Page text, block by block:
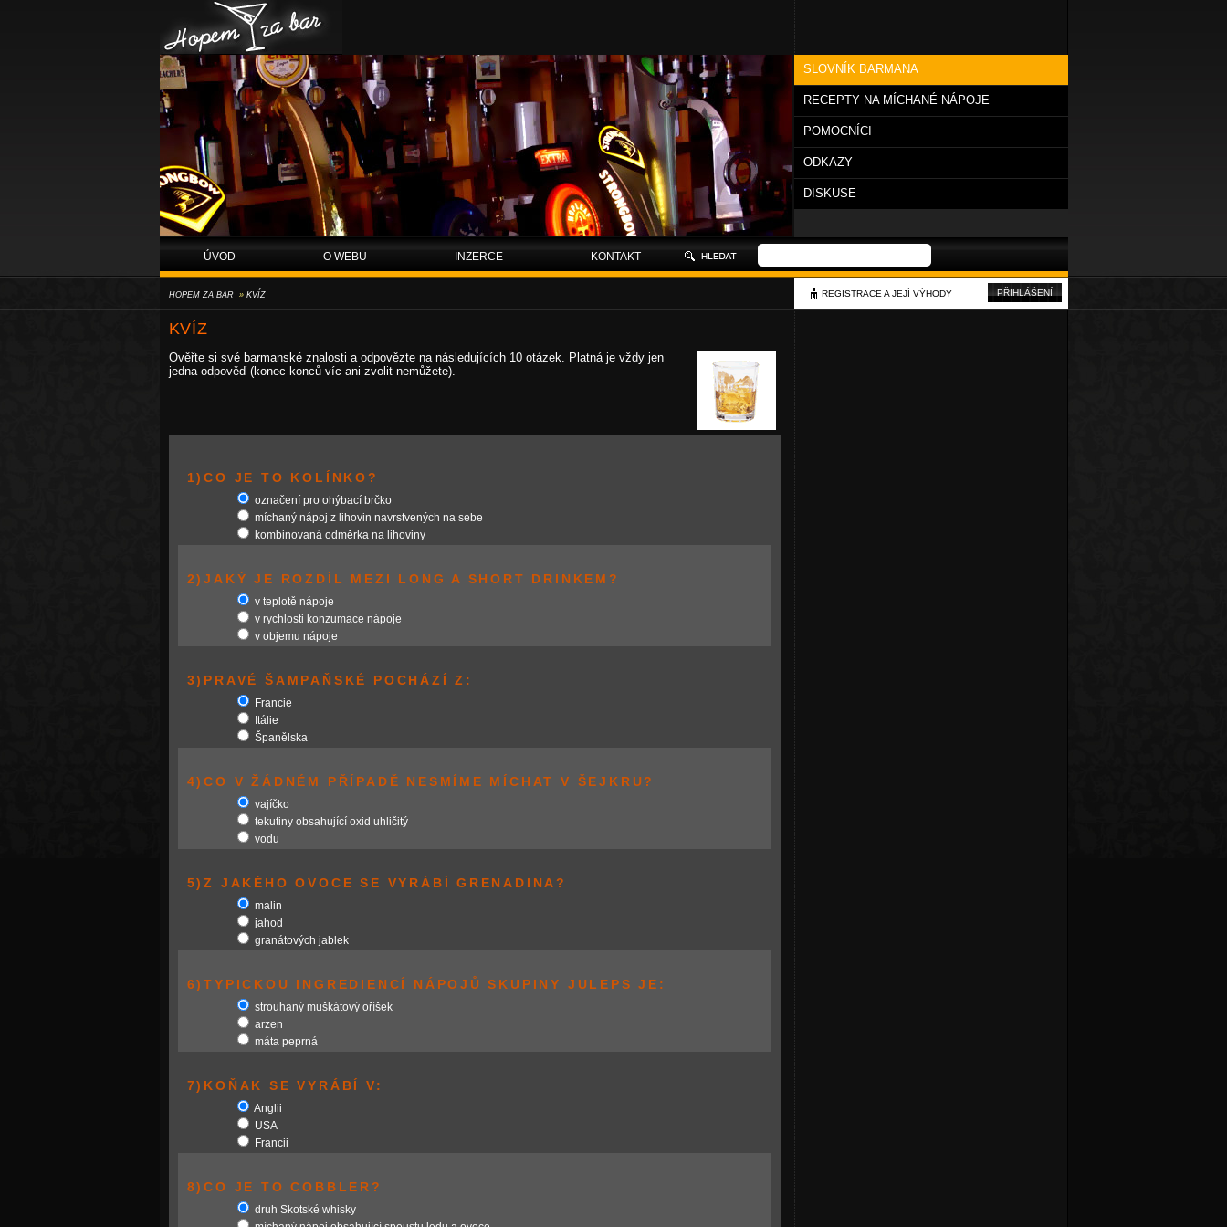
Hopem za bar
SLOVNÍK BARMANA
RECEPTY NA MÍCHANÉ NÁPOJE
POMOCNÍCI
ODKAZY
DISKUSE
ÚVOD O WEBU INZERCE KONTAKT
HOPEM ZA BAR» KVÍZ REGISTRACE A JEJÍ VÝHODY PŘIHLÁŠENÍ
KVÍZ
Ověřte si své barmanské znalosti a odpovězte na následujících 10 otázek. Platná je vždy jen
jedna odpověď (konec konců víc ani zvolit nemůžete).
1)CO JE TO KOLÍNKO?
označení pro ohýbací brčko
míchaný nápoj z lihovin navrstvených na sebe
kombinovaná odměrka na lihoviny
2)JAKÝ JE ROZDÍL MEZI LONG A SHORT DRINKEM?
v teplotě nápoje
v rychlosti konzumace nápoje
v objemu nápoje
3)PRAVÉ ŠAMPAŇSKÉ POCHÁZÍ Z:
Francie
Itálie
Španělska
4)CO V ŽÁDNÉM PŘÍPADĚ NESMÍME MÍCHAT V ŠEJKRU?
vajíčko
tekutiny obsahující oxid uhličitý
vodu
5)Z JAKÉHO OVOCE SE VYRÁBÍ GRENADINA?
malin
jahod
granátových jablek
6)TYPICKOU INGREDIENCÍ NÁPOJŮ SKUPINY JULEPS JE:
strouhaný muškátový oříšek
arzen
máta peprná
7)KOŇAK SE VYRÁBÍ V:
Anglii
USA
Francii
8)CO JE TO COBBLER?
druh Skotské whisky